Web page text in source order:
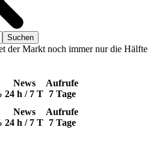
der Markt noch immer nur die Hälfte
News
24 h / 7 T
Aufrufe
7 Tage
News
24 h / 7 T
Aufrufe
7 Tage